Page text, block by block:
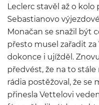
Leclerc stavěl až o kolo
Sebastianovo
Monačan se snažil být
přesto musel zařadit
dokonce i ujížděl.
předvést, že na to
rádia postěžoval, že
přinesla Vettelovi